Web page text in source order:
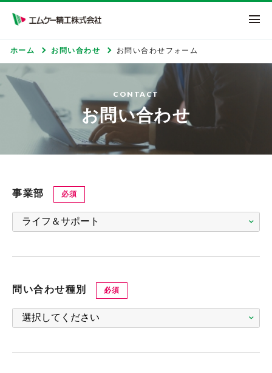
エムケー精工株式
ホーム お問い合わせ お問い合わせフォーム
CONTACT
お問い合わせ
事業部 必須
問い合わせ種別 必須